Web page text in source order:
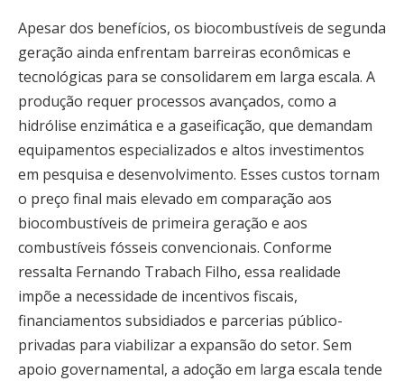
Apesar dos benefícios, os biocombustíveis de segunda
geração ainda enfrentam barreiras econômicas e
tecnológicas para se consolidarem em larga escala. A
produção requer processos avançados, como a
hidrólise enzimática e a gaseificação, que demandam
equipamentos especializados e altos investimentos
em pesquisa e desenvolvimento. Esses custos tornam
o preço final mais elevado em comparação aos
biocombustíveis de primeira geração e aos
combustíveis fósseis convencionais. Conforme
ressalta Fernando Trabach Filho, essa realidade
impõe a necessidade de incentivos fiscais,
financiamentos subsidiados e parcerias público-
privadas para viabilizar a expansão do setor. Sem
apoio governamental, a adoção em larga escala tende